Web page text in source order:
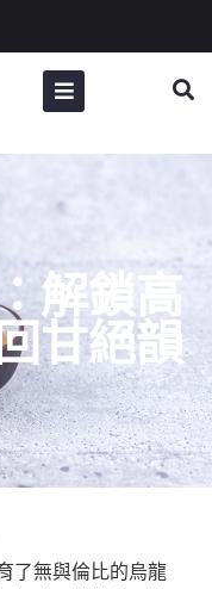
解鎖高
甘絕韻
了無與倫比的烏龍